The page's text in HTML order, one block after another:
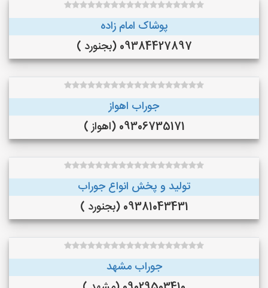
پوشاک امام زاده
09384427897 (بجنورد )
جوراب اهواز
09306735171 (اهواز )
تولید و پخش انواع جوراب
09381043431 (بجنورد )
جوراب مشهد